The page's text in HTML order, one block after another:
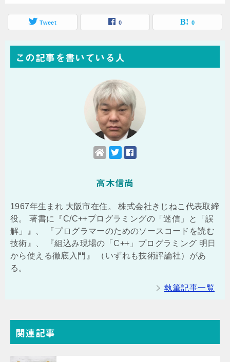
Tweet 0 0
この記事を書いている人
高木信尚
1967年生まれ 大阪市在住。 株式会社きじねこ代表取締
役。 著書に『C/C++プログラミングの「迷信」と「誤
解」』、 『プログラマーのためのソースコードを読む
技術』、 『組込み現場の「C++」プログラミング 明日
から使える徹底入門』 （いずれも技術評論社）があ
る。
執筆記事一覧
関連記事